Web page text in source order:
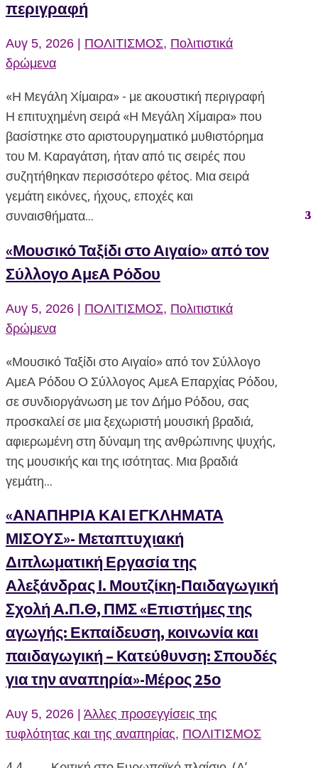
περιγραφή
Αυγ 5, 2026 ΠΟΛΙΤΙΣΜΟΣ, Πολιτιστικά
δρώμενα
«Η Μεγάλη Χίμαιρα» - με ακουστική περιγραφή
Η επιτυχημένη σειρά «Η Μεγάλη Χίμαιρα» που
βασίστηκε στο αριστουργηματικό μυθιστόρημα
του Μ. Καραγάτση, ήταν από τις σειρές που
συζητήθηκαν περισσότερο φέτος. Μια σειρά
γεμάτη εικόνες, ήχους, εποχές και
συναισθήματα...
«Μουσικό Ταξίδι στο Αιγαίο» από τον
Σύλλογο ΑμεΑ Ρόδου
Αυγ 5, 2026 | ΠΟΛΙΤΙΣΜΟΣ, Πολιτιστικά
δρώμενα
«Μουσικό Ταξίδι στο Αιγαίο» από τον Σύλλογο
ΑμεΑ Ρόδου Ο Σύλλογος ΑμεΑ Επαρχίας Ρόδου,
σε συνδιοργάνωση με τον Δήμο Ρόδου, σας
προσκαλεί σε μια ξεχωριστή μουσική βραδιά,
αφιερωμένη στη δύναμη της ανθρώπινης ψυχής,
της μουσικής και της ισότητας. Μια βραδιά
γεμάτη...
«ΑΝΑΠΗΡΙΑ ΚΑΙ ΕΓΚΛΗΜΑΤΑ
ΜΙΣΟΥΣ»- Μεταπτυχιακή
Διπλωματική Εργασία της
Αλεξάνδρας Ι. Μουτζίκη-Παιδαγωγική
Σχολή Α.Π.Θ, ΠΜΣ «Επιστήμες της
αγωγής: Εκπαίδευση, κοινωνία και
παιδαγωγική – Κατεύθυνση: Σπουδές
για την αναπηρία»-Μέρος 25ο
Αυγ 5, 2026
Άλλες προσεγγίσεις της
τυφλότητας και της αναπηρίας, ΠΟΛΙΤΙΣΜΟΣ